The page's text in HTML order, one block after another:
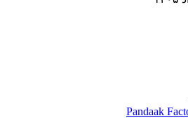
Pandaak